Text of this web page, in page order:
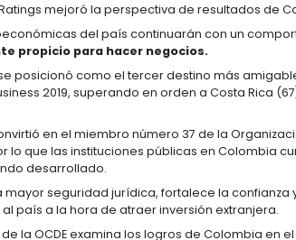
DE INVERTIR EN
en la posición 32 en el
Business el país se destaca en
de insolvencia.
quieren invertir en capital fijo en
cerca de un cuarto del PIB de la
2019 la inversión total sea